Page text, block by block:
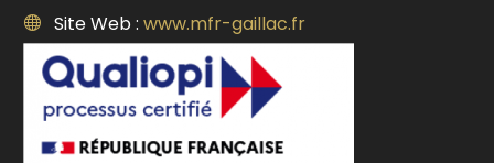
Site Web : www.mfr-gaillac.fr